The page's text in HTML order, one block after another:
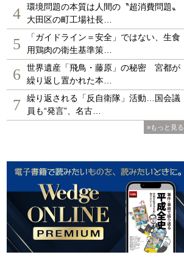
4
環境問題の本質は人間の〝超消費問題〟
大田区の町工場社長…
5
「ガイドライン＝安全」ではない、生食
用鶏肉の衛生基準策…
6
世界遺産「飛鳥・藤原」の秘密 宮都が
繰り返し置かれた本…
7
繰り返される「反自衛隊」活動…国会議
員も“発言”、名古…
»もっと見る